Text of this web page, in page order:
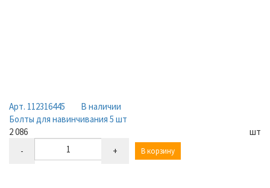
Арт. 112316445
В наличии
Болты для навинчивания 5 шт
2 086
шт
-
+ В корзину